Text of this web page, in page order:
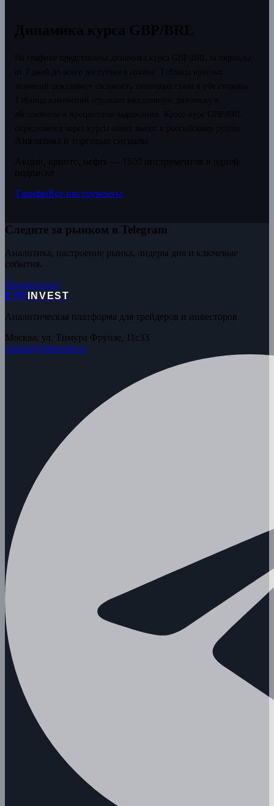
ТарифыВсе инструменты
Следите за рынком в Telegram
Аналитика, настроение рынка, лидеры дня и ключевые
события.
Подписаться
ETP
INVEST
Аналитическая платформа для трейдеров и инвесторов
Москва, ул. Тимура Фрунзе, 11с33
contact@etpinvest.ru